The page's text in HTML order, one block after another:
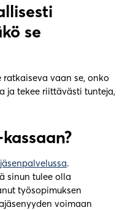
se
ratkaiseva vaan se, onko
ja tekee riittävästi tunteja,
jäsenpalvelussa.
sinun tulee olla
työsopimuksen
voimaan